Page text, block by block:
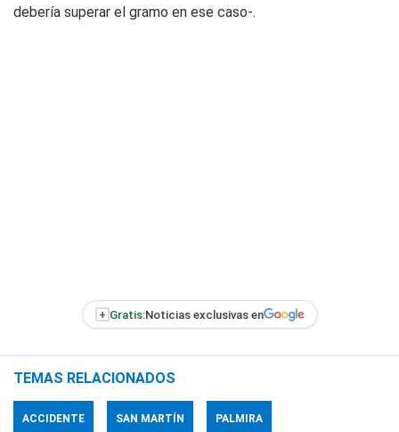
debería superar el gramo en ese caso-.
+ Gratis:Noticias exclusivas en
TEMAS RELACIONADOS
ACCIDENTE SAN MARTÍN PALMIRA